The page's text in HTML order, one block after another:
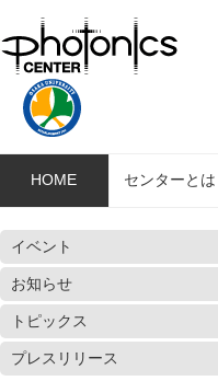
HOME センターとは
イベント
お知らせ
トピックス
プレスリリース